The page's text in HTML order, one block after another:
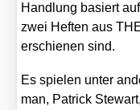
Hand­lung basiert
zwei Hef­ten aus
erschie­nen sind.
Es spie­len unter
man, Patrick